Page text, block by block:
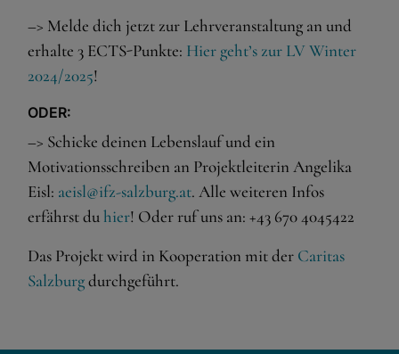
–> Melde dich jetzt zur Lehrveranstaltung an und
erhalte 3 ECTS-Punkte: Hier geht’s zur LV Winter
2024/2025!
ODER:
–> Schicke deinen Lebenslauf und ein
Motivationsschreiben an Projektleiterin Angelika
Eisl: aeisl@ifz-salzburg.at. Alle weiteren Infos
erfährst duhier! Oder ruf uns an: +43 670 4045422
Das Projekt wird in Kooperation mit der Caritas
Salzburgdurchgeführt.
bedarf der Zugriff auf externe Inhalte keiner manuellen
Zustimmung mehr.
Google Maps